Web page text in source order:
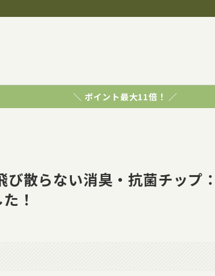
＼ ポイント最大11倍！ ／
び散らない消臭・抗菌チップ
！